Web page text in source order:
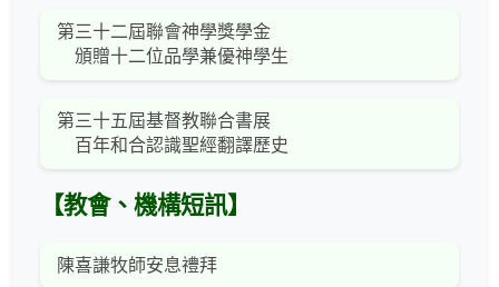
第三十二屆聯會神學獎學金
頒贈十二位品學兼優神學生
第三十五屆基督教聯合書展
百年和合認識聖經翻譯歷史
【教會、機構短訊】
陳喜謙牧師安息禮拜